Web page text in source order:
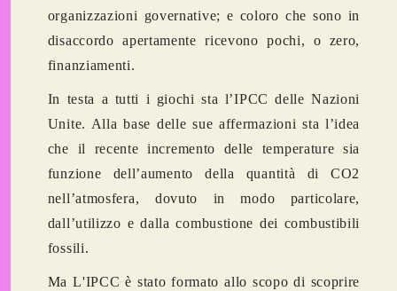
organizzazioni governative; e coloro che sono in
disaccordo apertamente ricevono pochi, o zero,
finanziamenti.
In testa a tutti i giochi sta l’IPCC delle Nazioni
Unite. Alla base delle sue affermazioni sta l’idea
che il recente incremento delle temperature sia
funzione dell’aumento della quantità di CO2
nell’atmosfera, dovuto in modo particolare,
dall’utilizzo e dalla combustione dei combustibili
fossili.
Ma L'IPCC è stato formato allo scopo di scoprire